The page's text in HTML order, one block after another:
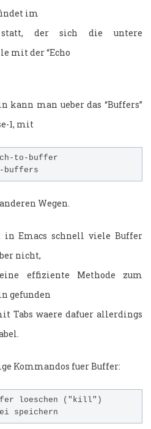
im
statt, der sich die untere
mit der “Echo
kann man ueber das “Buffers”
1, mit
to-buffer
Wegen.
in Emacs schnell viele Buffer
nicht,
effiziente Methode zum
gefunden
Tabs waere dafuer allerdings
Kommandos fuer Buffer:
loeschen ("kill")